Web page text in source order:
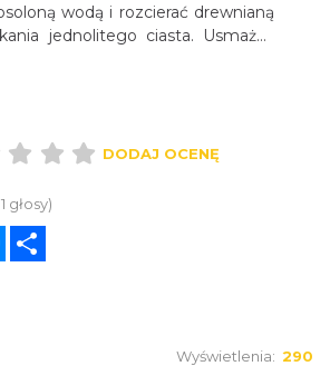
wodą i rozcierać drewnianą
jednolitego ciasta. Usmażyć
na gorącej płycie na ½
DODAJ OCENĘ
głosy)
Messenger
Wyświetlenia: 290